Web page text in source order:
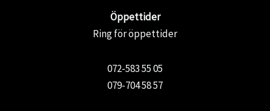
Öppettider
Ring för öppettider
072-583 55 05
079-704 58 57